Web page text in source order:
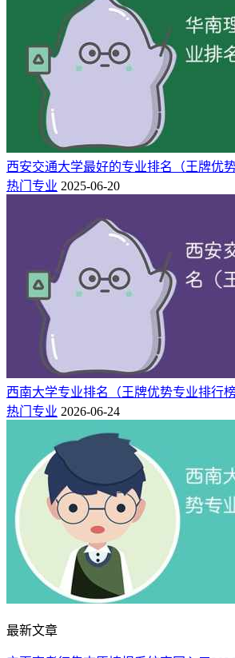
西安交通大学最好的专业排名（王牌优势
热门专业 2025-06-20
西南大学专业排名（王牌优势专业排行榜
热门专业 2026-06-24
最新文章